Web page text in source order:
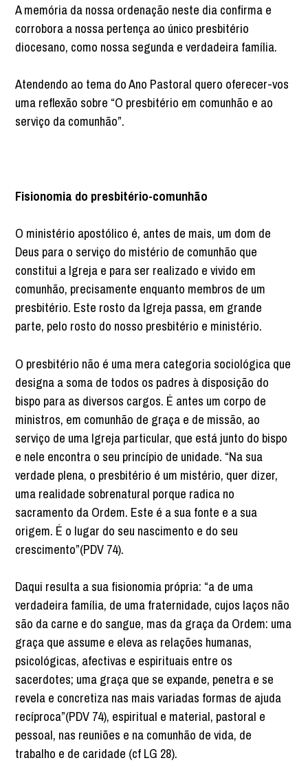
A memória da nossa ordenação neste dia confirma e
corrobora a nossa pertença ao único presbitério
diocesano, como nossa segunda e verdadeira família.
Atendendo ao tema do Ano Pastoral quero oferecer-vos
uma reflexão sobre “O presbitério em comunhão e ao
serviço da comunhão”.
Fisionomia do presbitério-comunhão
O ministério apostólico é, antes de mais, um dom de
Deus para o serviço do mistério de comunhão que
constitui a Igreja e para ser realizado e vivido em
comunhão, precisamente enquanto membros de um
presbitério. Este rosto da Igreja passa, em grande
parte, pelo rosto do nosso presbitério e ministério.
O presbitério não é uma mera categoria sociológica que
designa a soma de todos os padres à disposição do
bispo para as diversos cargos. É antes um corpo de
ministros, em comunhão de graça e de missão, ao
serviço de uma Igreja particular, que está junto do bispo
e nele encontra o seu princípio de unidade. “Na sua
verdade plena, o presbitério é um mistério, quer dizer,
uma realidade sobrenatural porque radica no
sacramento da Ordem. Este é a sua fonte e a sua
origem. É o lugar do seu nascimento e do seu
crescimento”(PDV 74).
Daqui resulta a sua fisionomia própria: “a de uma
verdadeira família, de uma fraternidade, cujos laços não
são da carne e do sangue, mas da graça da Ordem: uma
graça que assume e eleva as relações humanas,
psicológicas, afectivas e espirituais entre os
sacerdotes; uma graça que se expande, penetra e se
revela e concretiza nas mais variadas formas de ajuda
recíproca”(PDV 74), espiritual e material, pastoral e
pessoal, nas reuniões e na comunhão de vida, de
trabalho e de caridade (cf LG 28).